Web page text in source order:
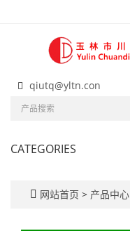
qiutq@yltn.con
CATEGORIES
网站首页 > 产品中心